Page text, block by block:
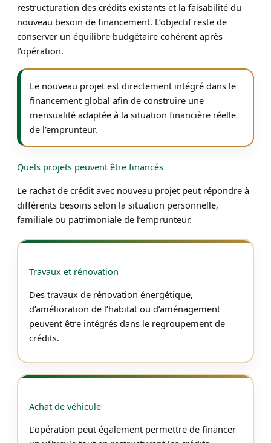
restructuration des crédits existants et la faisabilité du
nouveau besoin de financement. L’objectif reste de
conserver un équilibre budgétaire cohérent après
l’opération.
Le nouveau projet est directement intégré dans le
financement global afin de construire une
mensualité adaptée à la situation financière réelle
de l’emprunteur.
Quels projets peuvent être financés
Le rachat de crédit avec nouveau projet peut répondre à
différents besoins selon la situation personnelle,
familiale ou patrimoniale de l’emprunteur.
Travaux et rénovation
Des travaux de rénovation énergétique,
d’amélioration de l’habitat ou d’aménagement
peuvent être intégrés dans le regroupement de
crédits.
Achat de véhicule
L’opération peut également permettre de financer